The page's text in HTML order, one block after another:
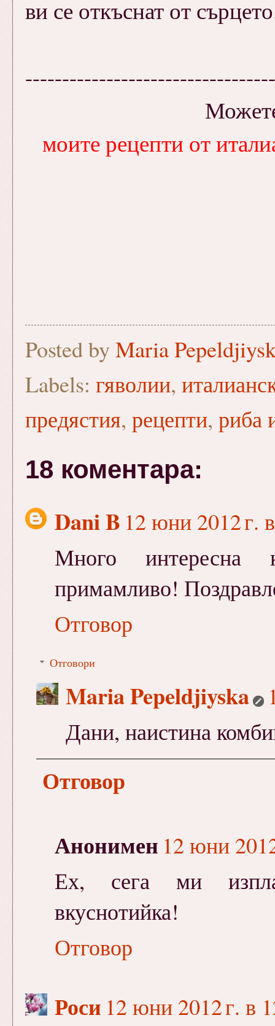
ви се откъснат от
моите рецепти от
Posted by Maria
Labels: гяволии,
предястия, рецепти, риба
18 коментара:
Dani B 12 юни 2012 г.
Много интересна
примамливо!
Отговор
Отговори
Maria Pepeldjiyska
Дани, наистина
Отговор
Анонимен 12 юни
Ех, сега ми
вкуснотийка!
Отговор
Роси 12 юни 2012 г. в